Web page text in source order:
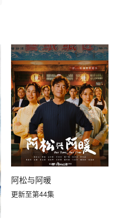
阿松与阿暖
更新至第44集